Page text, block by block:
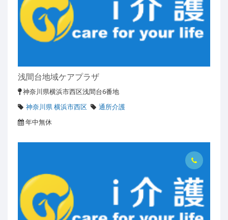
浅間台地域ケアプラザ
神奈川県横浜市西区浅間台6番地
神奈川県 横浜市西区
通所介護
年中無休